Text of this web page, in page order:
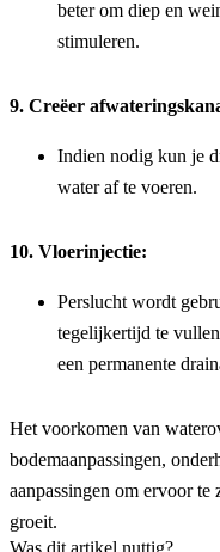
beter om diep en
stimuleren.
9. Creëer
Indien nodig kun je
water af te voeren.
10. Vloerinjectie:
Perslucht wordt
tegelijkertijd te
een permanente
Het voorkomen van
bodemaanpassingen,
aanpassingen om ervoor te
groeit.
Was dit artikel nuttig?